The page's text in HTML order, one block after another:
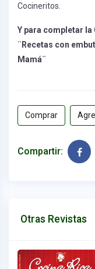
Cocineritos.
Y para completar
¨Recetas con
Mamá¨
Comprar
Compartir:
Otras Revistas